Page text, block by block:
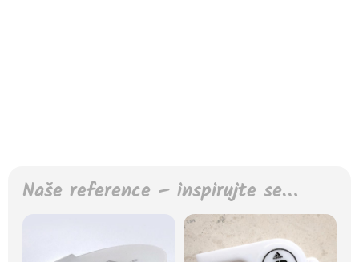
Naše reference – inspirujte se…